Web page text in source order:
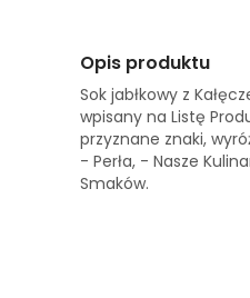
Opis produktu
Sok jabłkowy z
wpisany na Listę
przyznane znaki,
- Perła, - Nasze
Smaków.